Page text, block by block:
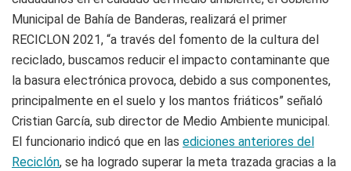
Municipal de Bahía de Banderas, realizará el primer
RECICLON 2021, “a través del fomento de la cultura del
reciclado, buscamos reducir el impacto contaminante que
la basura electrónica provoca, debido a sus componentes,
principalmente en el suelo y los mantos friáticos” señaló
Cristian García, sub director de Medio Ambiente municipal.
El funcionario indicó que en las ediciones anteriores del
Reciclón, se ha logrado superar la meta trazada gracias a la